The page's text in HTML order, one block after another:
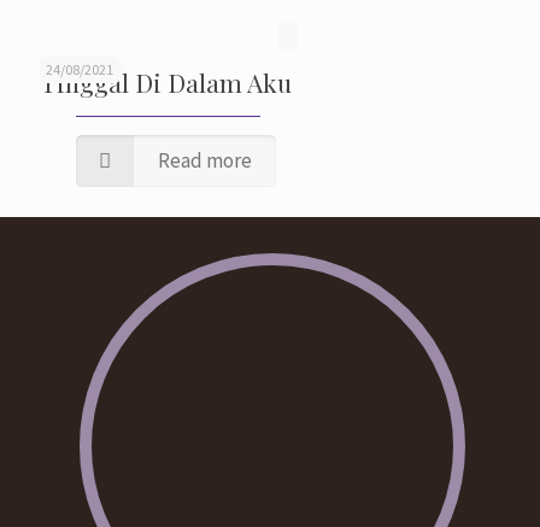
24/08/2021
Tinggal Di Dalam Aku
Read more